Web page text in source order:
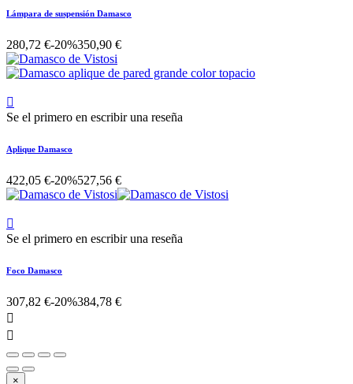
Lámpara de suspensión Damasco
280,72 €-20%350,90 €

Se el primero en escribir una reseña
Aplique Damasco
422,05 €-20%527,56 €

Se el primero en escribir una reseña
Foco Damasco
307,82 €-20%384,78 €


×